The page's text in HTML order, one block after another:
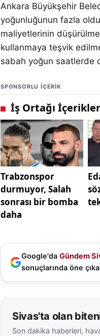
Ankara Büyükşehir
yoğunluğunun fazla
maliyetlerinin
kullanmaya teşvik
sabah yoğun saatlerde
SPONSORLU IÇERIK
Google'da Gündem
sonuçlarında öne
Sivas'ta olan
Son dakika haberleri,